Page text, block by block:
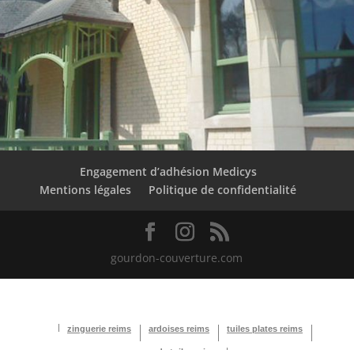
Engagement d’adhésion Medicys
Mentions légales
Politique de confidentialité
gourdon-couverture.com
zinguerie reims ardoises reims tuiles plates reims